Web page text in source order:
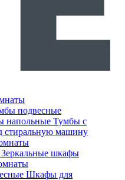
подвесные
напольные Тумбы с
стиральную машину
Зеркальные шкафы
Шкафы для